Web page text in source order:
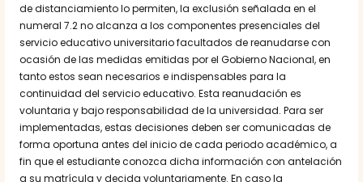
de distanciamiento lo permiten, la exclusión señalada en el
numeral 7.2 no alcanza a los componentes presenciales del
servicio educativo universitario facultados de reanudarse con
ocasión de las medidas emitidas por el Gobierno Nacional, en
tanto estos sean necesarios e indispensables para la
continuidad del servicio educativo. Esta reanudación es
voluntaria y bajo responsabilidad de la universidad. Para ser
implementadas, estas decisiones deben ser comunicadas de
forma oportuna antes del inicio de cada periodo académico, a
fin que el estudiante conozca dicha información con antelación
a su matrícula y decida voluntariamente. En caso la